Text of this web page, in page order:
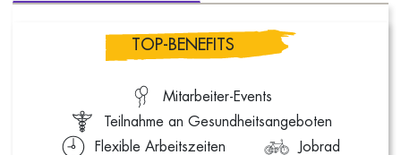
TOP-BENEFITS
Mitarbeiter-Events
Teilnahme an Gesundheitsangeboten
Flexible Arbeitszeiten
Jobrad